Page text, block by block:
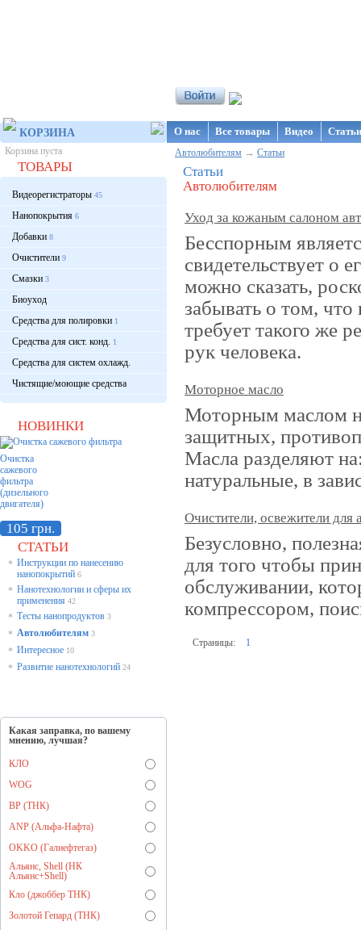
КОРЗИНА
Корзина пуста
ТОВАРЫ
Видеорегистраторы 45
Нанопокрытия 6
Добавки 8
Очистители 9
Смазки 3
Биоуход
Средства для полировки 1
Средства для сист. конд. 1
Средства для систем охлажд.
Чистящие/моющие средства
НОВИНКИ
Очистка
сажевого
фильтра
(дизельного
двигателя)
105 грн.
СТАТЬИ
* Инструкции по нанесению
нанопокрытий 6
* Нанотехнологии и сферы их
применения 42
* Тесты нанопродуктов 3
* Автолюбителям 3
* Интересное 10
* Развитие нанотехнологий 24
Какая заправка, по вашему
мнению, лучшая?
КЛО
WOG
BP (ТНК)
ANP (Альфа-Нафта)
OKKO (Галнефтегаз)
Альянс, Shell (НК
Альянс+Shell)
Кло (джоббер ТНК)
Золотой Гепард (ТНК)
О нас Все товары Видео
Автолюбителям → Статьи
Статьи
Автолюбителям
Уход за кожаным салоном
Бесспорным
свидетельствует о
можно сказать,
забывать о том,
требует такого же
рук человека.
Моторное масло
Моторным маслом
защитных,
Масла разделяют
натуральные, в
Очистители, освежители для
Безусловно,
для того чтобы
обслуживании,
компрессором,
Страницы: 1